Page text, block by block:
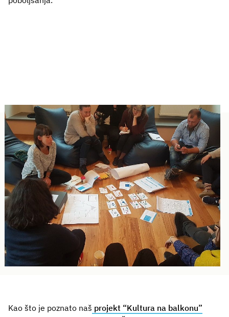
Kao što je poznato naš projekt “Kultura na balkonu”